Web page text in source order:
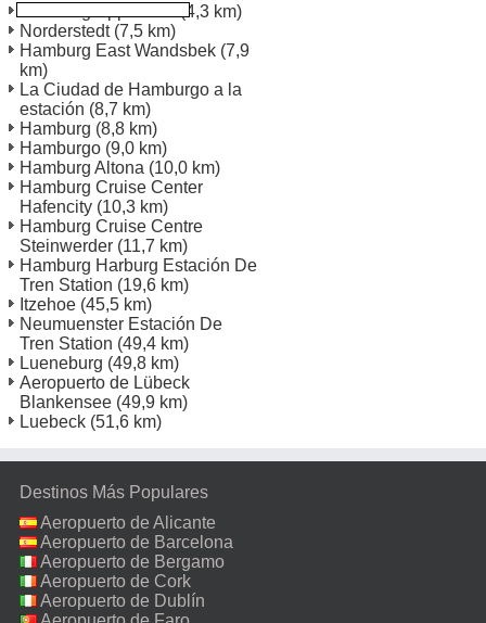
(4,3 km)
Norderstedt(7,5 km)
Hamburg East Wandsbek (7,9
km)
La Ciudad de Hamburgo a la
estación (8,7 km)
Hamburg (8,8 km)
Hamburgo (9,0 km)
Hamburg Altona (10,0 km)
Hamburg Cruise Center
Hafencity (10,3 km)
Hamburg Cruise Centre
Steinwerder (11,7 km)
Hamburg Harburg Estación De
Tren Station (19,6 km)
Itzehoe (45,5 km)
Neumuenster Estación De
Tren Station (49,4 km)
Lueneburg (49,8 km)
Aeropuerto de Lübeck
Blankensee (49,9 km)
Luebeck (51,6 km)
Destinos Más Populares
Aeropuerto de Alicante
Aeropuerto de Barcelona
Aeropuerto de Bergamo
Aeropuerto de Cork
Aeropuerto de Dublín